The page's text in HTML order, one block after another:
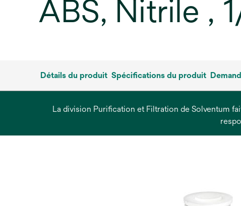
ABS, Nitrile ,
Détails du produit Spécifications du produit
La division Purification et Filtration de Solventum